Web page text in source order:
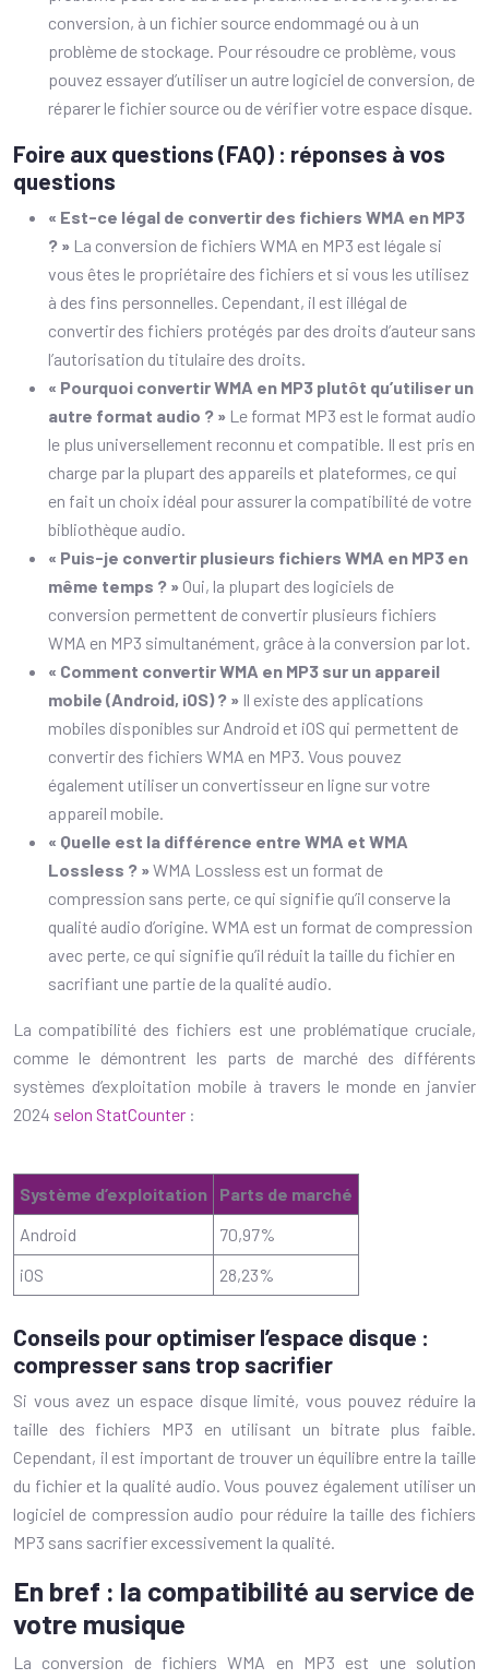
conversion, à un fichier source endommagé ou à un
problème de stockage. Pour résoudre ce problème, vous
pouvez essayer d’utiliser un autre logiciel de conversion, de
réparer le fichier source ou de vérifier votre espace disque.
Foire aux questions (FAQ) : réponses à vos
questions
« Est-ce légal de convertir des fichiers WMA en MP3
? » La conversion de fichiers WMA en MP3 est légale si
vous êtes le propriétaire des fichiers et si vous les utilisez
à des fins personnelles. Cependant, il est illégal de
convertir des fichiers protégés par des droits d’auteur sans
l’autorisation du titulaire des droits.
« Pourquoi convertir WMA en MP3 plutôt qu’utiliser un
autre format audio ? » Le format MP3 est le format audio
le plus universellement reconnu et compatible. Il est pris en
charge par la plupart des appareils et plateformes, ce qui
en fait un choix idéal pour assurer la compatibilité de votre
bibliothèque audio.
« Puis-je convertir plusieurs fichiers WMA en MP3 en
même temps ? » Oui, la plupart des logiciels de
conversion permettent de convertir plusieurs fichiers
WMA en MP3 simultanément, grâce à la conversion par lot.
« Comment convertir WMA en MP3 sur un appareil
mobile (Android, iOS) ? » Il existe des applications
mobiles disponibles sur Android et iOS qui permettent de
convertir des fichiers WMA en MP3. Vous pouvez
également utiliser un convertisseur en ligne sur votre
appareil mobile.
« Quelle est la différence entre WMA et WMA
Lossless ? »WMA Lossless est un format de
compression sans perte, ce qui signifie qu’il conserve la
qualité audio d’origine. WMA est un format de compression
avec perte, ce qui signifie qu’il réduit la taille du fichier en
sacrifiant une partie de la qualité audio.
La compatibilité des fichiers est une problématique cruciale,
comme le démontrent les parts de marché des différents
systèmes d’exploitation mobile à travers le monde en janvier
2024 selon StatCounter :
Système d’exploitation
Parts de marché
Android
70,97%
iOS
28,23%
Conseils pour optimiser l’espace disque :
compresser sans trop sacrifier
Si vous avez un espace disque limité, vous pouvez réduire la
taille des fichiers MP3 en utilisant un bitrate plus faible.
Cependant, il est important de trouver un équilibre entre la taille
du fichier et la qualité audio. Vous pouvez également utiliser un
logiciel de compression audio pour réduire la taille des fichiers
MP3 sans sacrifier excessivement la qualité.
En bref : la compatibilité au service de
votre musique
La conversion de fichiers WMA en MP3 est une solution